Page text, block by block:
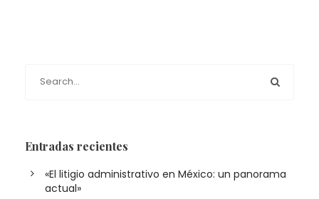
Entradas recientes
«El litigio administrativo en México: un panorama
actual»